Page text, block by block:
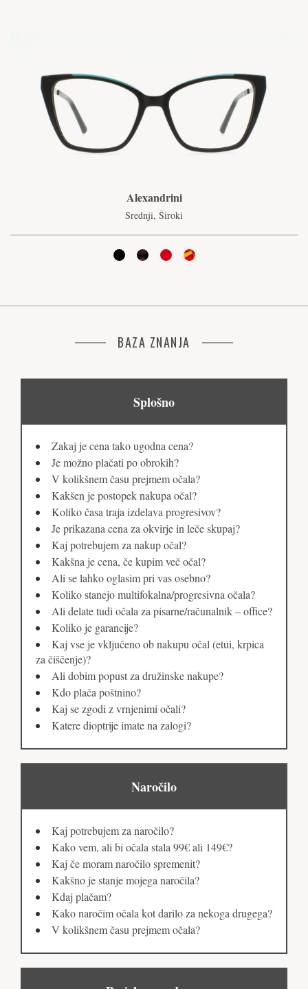
Alexandrini
Srednji, Široki
BAZA ZNANJA
Splošno
Zakaj je cena tako ugodna cena?
Je možno plačati po obrokih?
V kolikšnem času prejmem očala?
Kakšen je postopek nakupa očal?
Koliko časa traja izdelava progresivov?
Je prikazana cena za okvirje in leče skupaj?
Kaj potrebujem za nakup očal?
Kakšna je cena, če kupim več očal?
Ali se lahko oglasim pri vas osebno?
Koliko stanejo multifokalna/progresivna očala?
Ali delate tudi očala za pisarne/računalnik – office?
Koliko je garancije?
Kaj vse je vključeno ob nakupu očal (etui, krpica
za čiščenje)?
Ali dobim popust za družinske nakupe?
Kdo plača poštnino?
Kaj se zgodi z vrnjenimi očali?
Katere dioptrije imate na zalogi?
Naročilo
Kaj potrebujem za naročilo?
Kako vem, ali bi očala stala 99€ ali 149€?
Kaj če moram naročilo spremenit?
Kakšno je stanje mojega naročila?
Kdaj plačam?
Kako naročim očala kot darilo za nekoga drugega?
V kolikšnem času prejmem očala?